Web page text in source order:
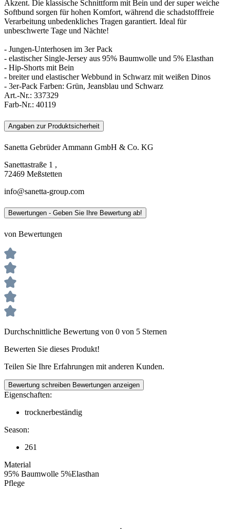
Akzent. Die klassische Schnittform mit Bein und der super weiche
Softbund sorgen für hohen Komfort, während die schadstofffreie
Verarbeitung unbedenkliches Tragen garantiert. Ideal für
unbeschwerte Tage und Nächte!
- Jungen-Unterhosen im 3er Pack
- elastischer Single-Jersey aus 95% Baumwolle und 5% Elasthan
- Hip-Shorts mit Bein
- breiter und elastischer Webbund in Schwarz mit weißen Dinos
- 3er-Pack Farben: Grün, Jeansblau und Schwarz
Art.-Nr.: 337329
Farb-Nr.: 40119
Angaben zur Produktsicherheit
Sanetta Gebrüder Ammann GmbH & Co. KG
Sanettastraße 1 ,
72469 Meßstetten
info@sanetta-group.com
Bewertungen - Geben Sie Ihre Bewertung ab!
von Bewertungen
Durchschnittliche Bewertung von 0 von 5 Sternen
Bewerten Sie dieses Produkt!
Teilen Sie Ihre Erfahrungen mit anderen Kunden.
Bewertung schreiben Bewertungen anzeigen
Eigenschaften:
trocknerbeständig
Season:
261
Material
95% Baumwolle 5%Elasthan
Pflege